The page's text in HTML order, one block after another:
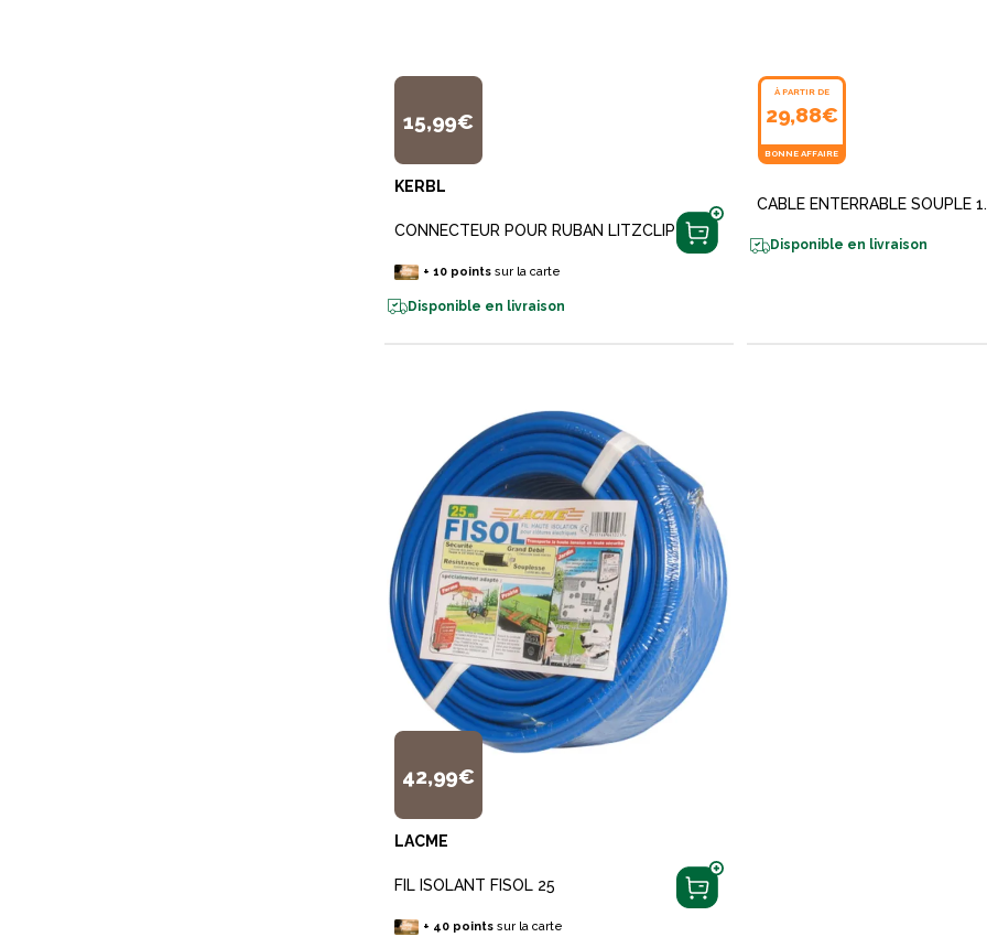
15,99€
KERBL
CONNECTEUR POUR RUBAN LITZCLIP
+10 points sur la carte
Disponible en livraison
À PARTIR DE
29,88€
BONNE AFFAIRE
CABLE ENTERRABLE SOUPLE
Disponible en livraison
42,99€
LACME
FIL ISOLANT FISOL 25
+ 40 points sur la carte